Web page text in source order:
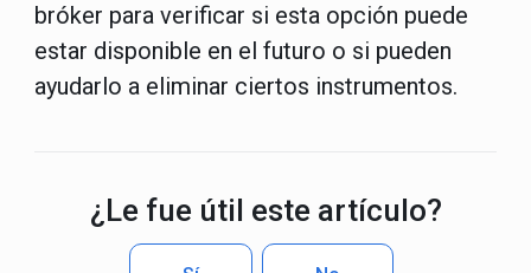
bróker para verificar si esta opción puede
estar disponible en el futuro o si pueden
ayudarlo a eliminar ciertos instrumentos.
¿Le fue útil este artículo?